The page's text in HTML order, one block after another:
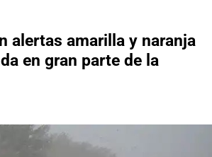
alertas amarilla y naranja
en gran parte de la